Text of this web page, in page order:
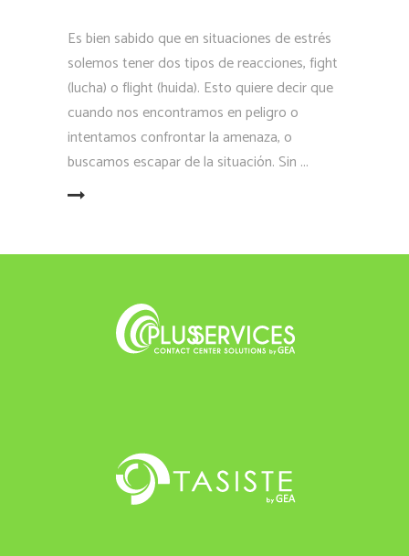
Es bien sabido que en situaciones de estrés
solemos tener dos tipos de reacciones, fight
(lucha) o flight (huida). Esto quiere decir que
cuando nos encontramos en peligro o
intentamos confrontar la amenaza, o
buscamos escapar de la situación. Sin